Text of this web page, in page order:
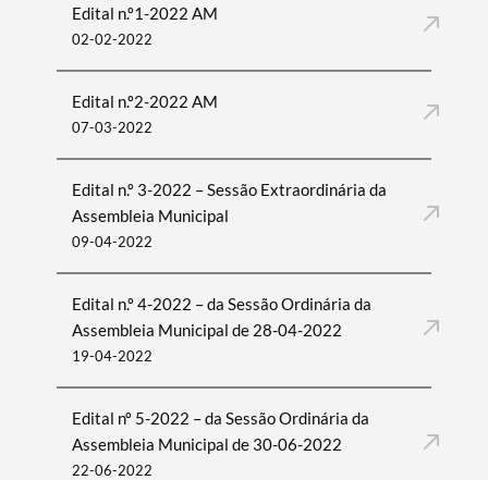
Termo de Pesquisa
Categorias gerais
Edital n.º1-2022 AM
02-02-2022
Edital n.º2-2022 AM
07-03-2022
Edital n.º 3-2022 – Sessão Extraordinária da
Assembleia Municipal
09-04-2022
Edital n.º 4-2022 – da Sessão Ordinária da
Assembleia Municipal de 28-04-2022
19-04-2022
Edital nº 5-2022 – da Sessão Ordinária da
Assembleia Municipal de 30-06-2022
22-06-2022